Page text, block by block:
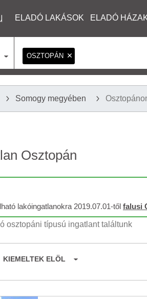
ELADÓ LAKÁSOK ELADÓ
OSZTOPÁN
Somogy megyében
Osztopán
lakóingatlanokra 2019.07.01-től falusi
osztopáni típusú ingatlant találtunk
KIEMELTEK ELÖL